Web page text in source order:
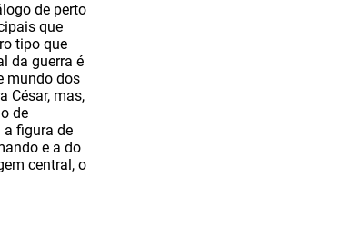
de perto
que
tipo que
da guerra é
mundo dos
César, mas,
de
a figura de
e a do
central, o